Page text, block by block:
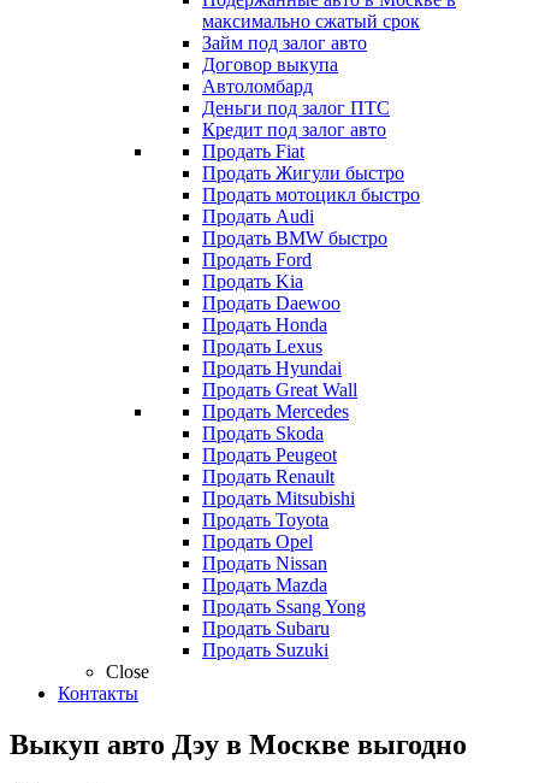
максимально сжатый срок
Займ под залог авто
Договор выкупа
Автоломбард
Деньги под залог ПТС
Кредит под залог авто
Продать Fiat
Продать Жигули быстро
Продать мотоцикл быстро
Продать Audi
Продать BMW быстро
Продать Ford
Продать Kia
Продать Daewoo
Продать Honda
Продать Lexus
Продать Hyundai
Продать Great Wall
Продать Mercedes
Продать Skoda
Продать Peugeot
Продать Renault
Продать Mitsubishi
Продать Toyota
Продать Opel
Продать Nissan
Продать Mazda
Продать Ssang Yong
Продать Subaru
Продать Suzuki
Close
Контакты
Выкуп авто Дэу в Москве выгодно